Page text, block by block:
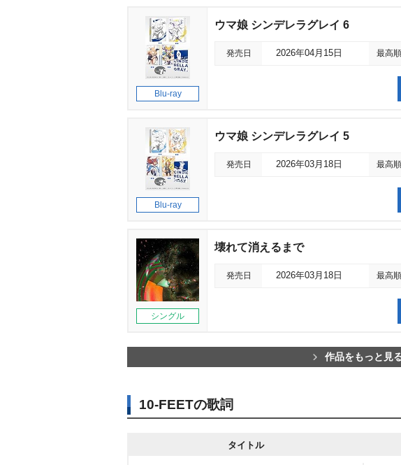
Blu-ray
ウマ娘 シンデレラグレイ 6
発売日 2026年04月15日 最高
Blu-ray
ウマ娘 シンデレラグレイ 5
発売日 2026年03月18日 最高
シングル
壊れて消えるまで
発売日 2026年03月18日 最高
作品をもっと見
10-FEETの歌詞
タイトル